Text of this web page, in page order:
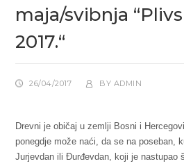
maja/svibnja
2017.“
26/04/2017 BY ADMIN
Drevni je običaj u zemlji Bosni i
ponegdje može naći, da se na poseban,
Jurjevdan ili Đurđevdan, koji je nastupao